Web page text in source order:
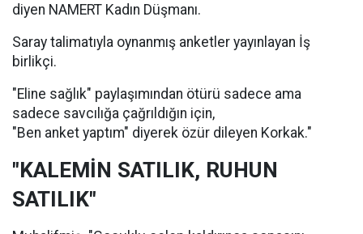
diyen NAMERT Kadın Düşmanı.
Saray talimatıyla oynanmış anketler yayınlayan İş
birlikçi.
"Eline sağlık" paylaşımından ötürü sadece ama
sadece savcılığa çağrıldığın için,
"Ben anket yaptım" diyerek özür dileyen Korkak."
"KALEMİN SATILIK, RUHUN
SATILIK"